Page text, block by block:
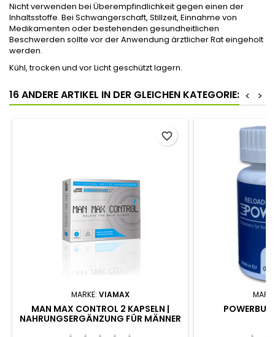
Nicht verwenden bei Überempfindlichkeit gegen einen der
Inhaltsstoffe. Bei Schwangerschaft, Stillzeit, Einnahme von
Medikamenten oder bestehenden gesundheitlichen
Beschwerden sollte vor der Anwendung ärztlicher Rat eingeholt
werden.
Kühl, trocken und vor Licht geschützt lagern.
16 ANDERE ARTIKEL IN DER GLEICHEN KATEGORIE: >
<
MARKE: VIAMAX
MAN MAX CONTROL 2 KAPSELN |
NAHRUNGSERGÄNZUNG FÜR MÄNNER
favorite_border